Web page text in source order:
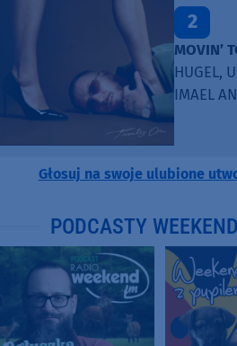
2
MOVIN’
HUGEL,
IMAEL
Głosuj na swoje ulubione
PODCASTY